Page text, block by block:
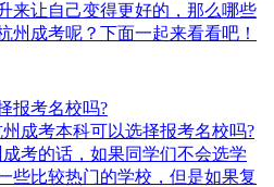
来让自己变得更好的，那么哪些
州成考呢？下面一起来看看吧！
报考名校吗?
成考本科可以选择报考名校吗?
考的话，如果同学们不会选学
些比较热门的学校，但是如果复